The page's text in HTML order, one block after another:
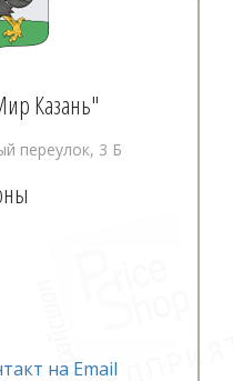
Казань"
переулок, 3 Б
на Email